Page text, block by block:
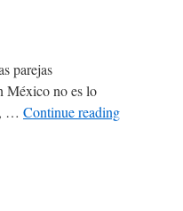
parejas
México no es lo
… Continue reading